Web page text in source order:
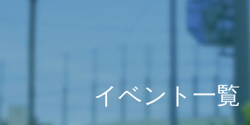
イベント一覧